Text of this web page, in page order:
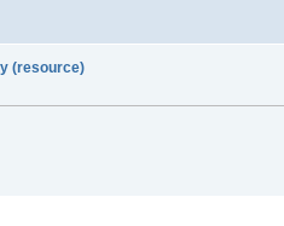
(resource)